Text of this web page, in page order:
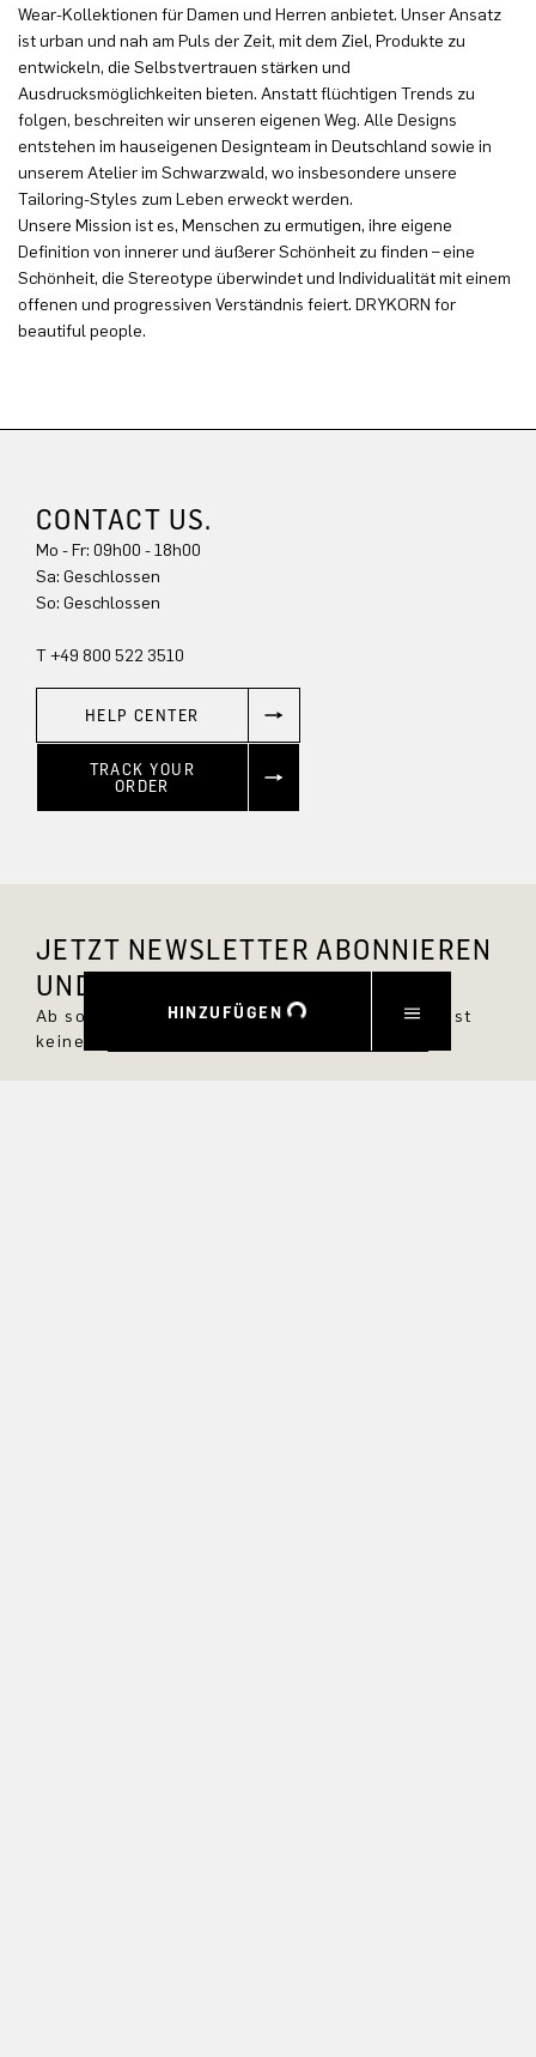
HINZUFÜGEN
Wear-Kollektionen für Damen und Herren anbietet. Unser Ansatz
ist urban und nah am Puls der Zeit, mit dem Ziel, Produkte zu
entwickeln, die Selbstvertrauen stärken und
Ausdrucksmöglichkeiten bieten. Anstatt flüchtigen Trends zu
folgen, beschreiten wir unseren eigenen Weg. Alle Designs
entstehen im hauseigenen Designteam in Deutschland sowie in
unserem Atelier im Schwarzwald, wo insbesondere unsere
Tailoring-Styles zum Leben erweckt werden.
Unsere Mission ist es, Menschen zu ermutigen, ihre eigene
Definition von innerer und äußerer Schönheit zu finden – eine
Schönheit, die Stereotype überwindet und Individualität mit einem
offenen und progressiven Verständnis feiert. DRYKORN for
beautiful people.
CONTACT US.
Mo - Fr: 09h00 - 18h00
Sa: Geschlossen
So: Geschlossen
T +49 800 522 3510
HELP CENTER
TRACK YOUR
ORDER
JETZT NEWSLETTER ABONNIEREN
UND 10 % RABATT SICHERN.
Ab sofort bist Du immer up to date und verpasst
keine neuen Styles im DRYKORN Online Shop.